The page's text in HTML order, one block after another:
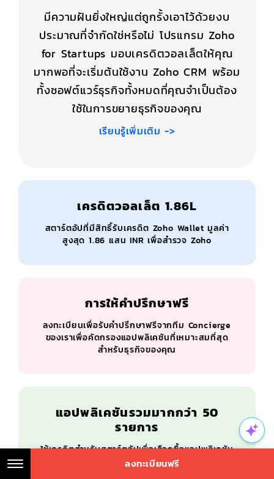
มีความฝันยิ่งใหญ่แต่ถูกรั้งเอาไว้ด้วยงบ
ประมาณที่จำกัดใช่หรือไม่ โปรแกรม Zoho
for Startups มอบเครดิตวอลเล็ตให้คุณ
มากพอที่จะเริ่มต้นใช้งาน Zoho CRM พร้อม
ทั้งซอฟต์แวร์ธุรกิจทั้งหมดที่คุณจำเป็นต้อง
ใช้ในการขยายธุรกิจของคุณ
เรียนรู้เพิ่มเติม ->
เครดิตวอลเล็ต 1.86L
สตาร์ตอัปที่มีสิทธิ์รับเครดิต Zoho Wallet มูลค่า
สูงสุด 1.86 แสน INR เพื่อสำรวจ Zoho
การให้คำปรึกษาฟรี
ลงทะเบียนเพื่อรับคำปรึกษาฟรีจากทีม Concierge
ของเราเพื่อคัดกรองแอปพลิเคชันที่เหมาะสมที่สุด
สำหรับธุรกิจของคุณ
แอปพลิเคชันรวมมากกว่า 50
รายการ
ใช้เครดิตสำหรับสตาร์ตอัปเพื่อเลือกซื้อแอปพลิเคชัน
มากกว่า 50 รายการจากแค็ตตาล็อกของเรา ซึ่ง
ลงทะเบียนฟรี